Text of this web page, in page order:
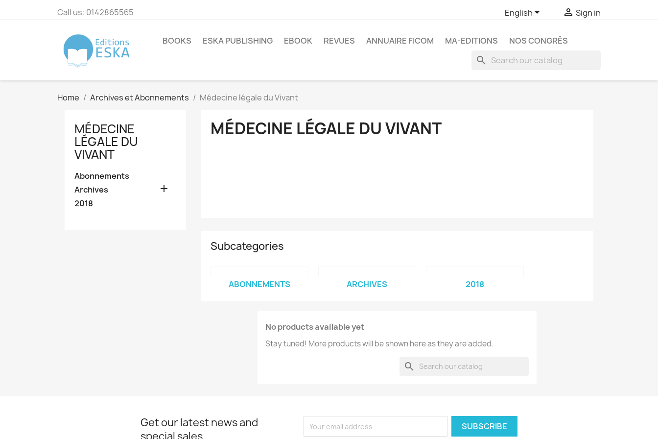
Call us: 0142865565 English  Sign in
BOOKS ESKA PUBLISHING EBOOK REVUES ANNUAIRE FICOM MA-EDITIONS NOS CONGRÈS
search
Home Archives et Abonnements Médecine légale du Vivant
MÉDECINE
LÉGALE DU
VIVANT
Abonnements
Archives

2018
MÉDECINE LÉGALE DU VIVANT
Subcategories
ABONNEMENTS ARCHIVES 2018
No products available yet
Stay tuned! More products will be shown here as they are added.
search
Get our latest news and